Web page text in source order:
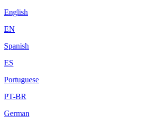
English
EN
Spanish
ES
Portuguese
PT-BR
German